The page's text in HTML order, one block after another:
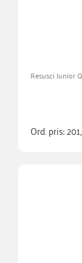
Resusci Junior
Ord. pris: